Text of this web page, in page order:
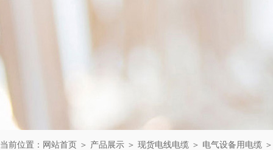
当前位置： 网站首页 ＞ 产品展示 ＞ 现货电线电缆 ＞ 电气设备用电缆